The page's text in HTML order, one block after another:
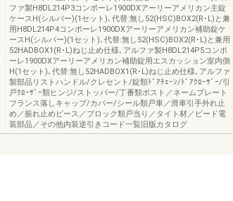
ファ製H8DL214P3コンポーレ1900DXアーリーアメリカン主錠
ケースH(シルバー)(1セット)､代替:無し52(HSC)BOX2(R･L)と兼
用H8DL214P4コンポーレ1900DXアーリーアメリカン補助錠ケ
ースH(シルバー)(1セット)､代替:無し52(HSC)BOX2(R･L)と兼用
52HADBOX1(R･L)ねじ止め仕様､アルファ製H8DL214P5コンポ
ーレ1900DXアーリーアメリカン補助錠用エスカッション室内側
H(1セット)､代替:無し52HADBOX1(R･L)ねじ止め仕様､アルファ
製部品リストハンドル/クレセント/錠類ﾄﾞｱﾁｪｰﾝ/ﾄﾞｱｸﾛｰｻﾞｰ/引
戸ｸﾛｰｻﾞｰ類ヒンジ/ストッパー/丁番類ポスト／ネームプレート
フランス落しキャップ/カバー/シール類戸車／滑車引手外れ止
め／振れ止めピース／ブロック類戸当り／タイト材／ビード電
装部品／その他内装逆引きコード一覧旧版カタログ